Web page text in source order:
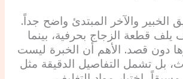
الخبير والآخر المبتدئ واضح جداً.
يلف قطعة الزجاج بحرفية، بينما
دون قصد. الأهم أن الخبرة ليست
بل تشمل التفاصيل الدقيقة مثل